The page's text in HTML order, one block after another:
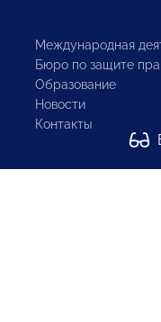
Международная
Бюро по защите
Образование
Новости
Контакты